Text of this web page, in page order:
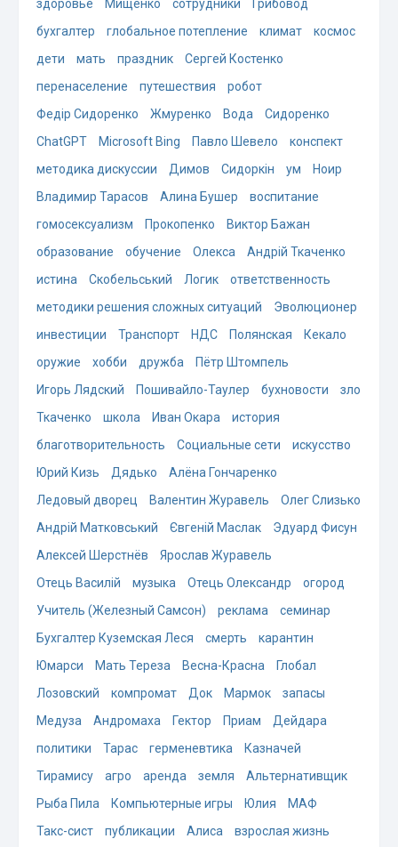
здоровье
Мищенко сотрудники
Грибовод
бухгалтер
глобальное потепление климат
космос
дети
мать праздник
Сергей Костенко
перенаселение
путешествия
робот
Федір Сидоренко
Жмуренко Вода
Сидоренко
ChatGPT
Microsoft Bing Павло Шевело
конспект
методика дискуссии
Димов Сидоркін ум
Ноир
Владимир Тарасов
Алина Бушер
воспитание
гомосексуализм
Прокопенко
Виктор Бажан
образование
обучение Олекса
Андрій Ткаченко
истина
Скобельський Логик
ответственность
методики решения сложных ситуаций
Эволюционер
инвестиции
Транспорт НДС Полянская
Кекало
оружие
хобби дружба
Пётр Штомпель
Игорь Лядский
Пошивайло-Таулер бухновости
зло
Ткаченко
школа Иван Окара
история
благотворительность
Социальные сети
искусство
Юрий Кизь
Дядько
Алёна Гончаренко
Ледовый дворец
Валентин Журавель
Олег Слизько
Андрій Матковський
Євгеній Маслак
Эдуард Фисун
Алексей Шерстнёв
Ярослав Журавель
Отець Василій
музыка Отець Олександр
огород
Учитель (Железный Самсон)
реклама
семинар
Бухгалтер Куземская Леся
смерть
карантин
Юмарси
Мать Тереза Весна-Красна
Глобал
Лозовский
компромат Док Мармок
запасы
Медуза
Андромаха Гектор Приам
Дейдара
политики
Тарас герменевтика
Казначей
Тирамису
агро аренда земля
Альтернативщик
Рыба Пила
Компьютерные игры Юлия
МАФ
Такс-сист
публикации Алиса
взрослая жизнь